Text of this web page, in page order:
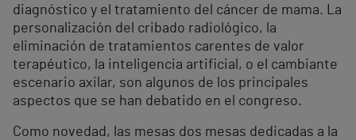
diagnóstico y el tratamiento del cáncer de mama. La
personalización del cribado radiológico, la
eliminación de tratamientos carentes de valor
terapéutico, la inteligencia artificial, o el cambiante
escenario axilar, son algunos de los principales
aspectos que se han debatido en el congreso.
Como novedad, las mesas dos mesas dedicadas a la